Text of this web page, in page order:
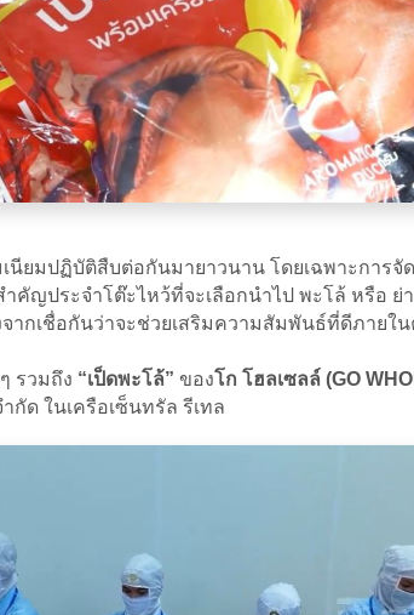
ยมปฏิบัติสืบต่อกันมายาวนาน โดยเฉพาะการ
คัญประจำโต๊ะไหว้ที่จะเลือกนำไป พะโล้ หรือ
กเชื่อกันว่าจะช่วยเสริมความสัมพันธ์ที่ดีภาย
รวมถึง “เป็ดพะโล้” ของโก โฮลเซลล์ (GO
กัด ในเครือเซ็นทรัล รีเทล